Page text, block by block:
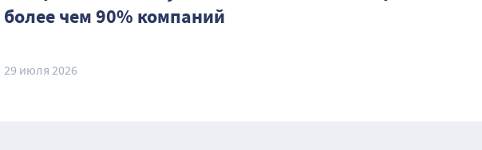
более чем 90% компаний
29 июля 2026